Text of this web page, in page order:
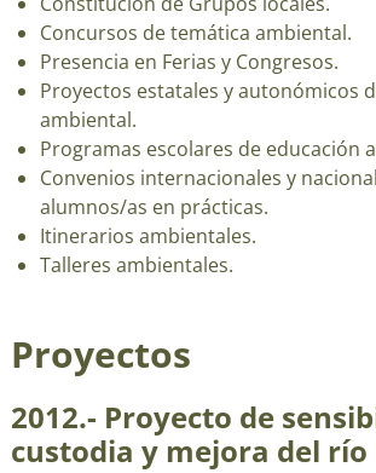
Concursos de temática ambiental.
Presencia en Ferias y Congresos.
Proyectos estatales y autonómicos
ambiental.
Programas escolares de educación
Convenios internacionales y
alumnos/as en prácticas.
Itinerarios ambientales.
Talleres ambientales.
Proyectos
2012.- Proyecto de
custodia y mejora del río